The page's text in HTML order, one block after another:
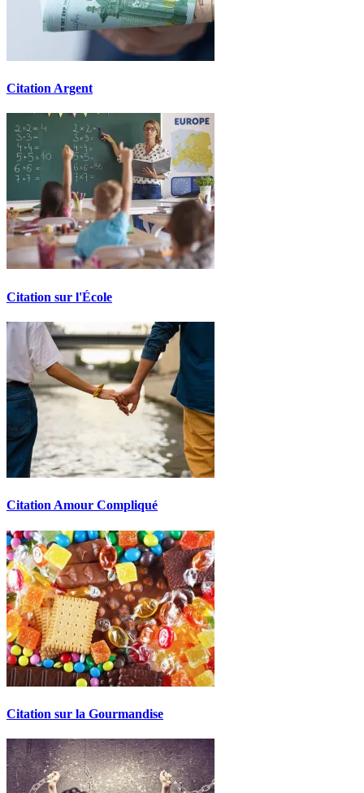
Citation Argent
Citation sur l'École
Citation Amour Compliqué
Citation sur la Gourmandise